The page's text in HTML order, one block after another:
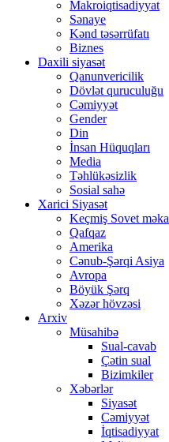
Makroiqtisadiyyat
Sənaye
Kənd təsərrüfatı
Biznes
Daxili siyasət
Qanunvericilik
Dövlət quruculuğu
Cəmiyyət
Gender
Din
İnsan Hüquqları
Media
Təhlükəsizlik
Sosial sahə
Xarici Siyasət
Keçmiş Sovet
Qafqaz
Amerika
Cənub-Şərqi Asiya
Avropa
Böyük Şərq
Xəzər hövzəsi
Arxiv
Müsahibə
Sual-cavab
Çətin sual
Bizimkiler
Xəbərlər
Siyasət
Cəmiyyət
İqtisadiyyat